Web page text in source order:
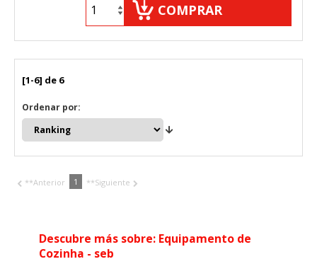
COMPRAR
[1-6] de 6
Ordenar por:
**Anterior 1 **Siguiente
Descubre más sobre: Equipamento de
Cozinha - seb